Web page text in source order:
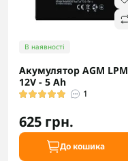
В наявності
Акумулятор AGM LPM
12V - 5 Ah
1
625 грн.
До кошика